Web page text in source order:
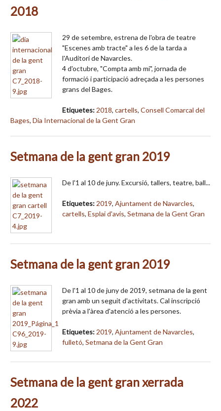
2018
29 de setembre, estrena de l'obra de teatre
"Escenes amb tracte" a les 6 de la tarda a
l'Auditori de Navarcles.
4 d'octubre, "Compta amb mi", jornada de
formació i participació adreçada a les persones
grans del Bages.
Etiquetes: 2018, cartells, Consell Comarcal del
Bages, Dia Internacional de la Gent Gran
Setmana de la gent gran 2019
De l'1 al 10 de juny. Excursió, tallers, teatre, ball...
Etiquetes: 2019, Ajuntament de Navarcles,
cartells, Esplai d'avis, Setmana de la Gent Gran
Setmana de la gent gran 2019
De l'1 al 10 de juny de 2019, setmana de la gent
gran amb un seguit d'activitats. Cal inscripció
prèvia a l'àrea d'atenció a les persones.
Etiquetes: 2019, Ajuntament de Navarcles,
fulletó, Setmana de la Gent Gran
Setmana de la gent gran xerrada
2022